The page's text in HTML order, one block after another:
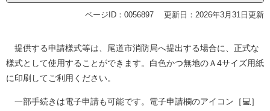
ページID：0056897 更新日：2026年3月31日更新
提供する申請様式等は、尾道市消防局へ提出する場合に、正式な
様式として使用することができます。白色かつ無地のＡ4サイズ用紙
に印刷してご利用ください。
一部手続きは電子申請も可能です。電子申請欄のアイコン［💻］